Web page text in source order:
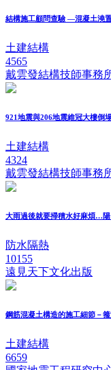
結構施工顧問查驗 —混凝土澆
土建結構
4565
戴雲發結構技師事務
921地震與206地震維冠大樓倒
土建結構
4324
戴雲發結構技師事務
大雨過後就要掃積水好麻煩…陽
防水隔熱
10155
遠見天下文化出版
鋼筋混凝土構造的施工細節－
土建結構
6659